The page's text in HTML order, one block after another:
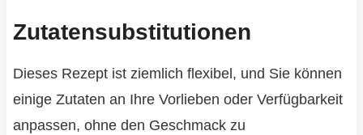
Zutatensubstitutionen
Dieses Rezept ist ziemlich flexibel, und Sie können
einige Zutaten an Ihre Vorlieben oder Verfügbarkeit
anpassen, ohne den Geschmack zu